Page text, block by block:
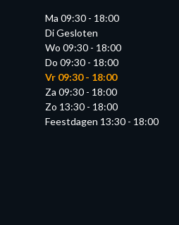
Ma 09:30 - 18:00
Di Gesloten
Wo 09:30 - 18:00
Do 09:30 - 18:00
Vr 09:30 - 18:00
Za 09:30 - 18:00
Zo 13:30 - 18:00
Feestdagen 13:30 - 18:00